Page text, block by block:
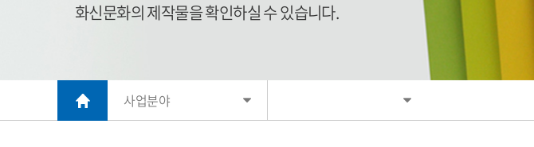
화신문화의 제작물을 확인하실 수 있습니다.
사업분야